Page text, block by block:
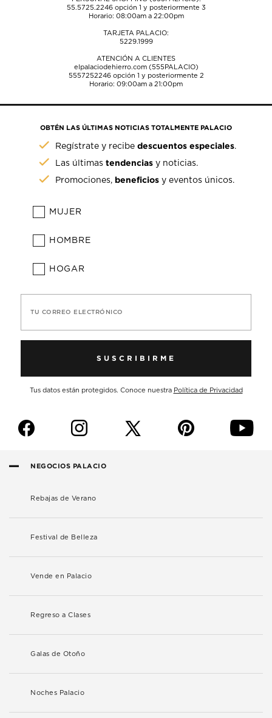
55.5725.2246opción 1 y posteriormente 3
Horario: 08:00am a 22:00pm
TARJETA PALACIO:
5229.1999
ATENCIÓN A CLIENTES
elpalaciodehierro.com (555PALACIO)
5557252246opción 1 y posteriormente 2
Horario: 09:00am a 21:00pm
OBTÉN LAS ÚLTIMAS NOTICIAS TOTALMENTE PALACIO
Regístrate y recibedescuentos especiales.
Las últimastendencias y noticias.
Promociones, beneficios y eventos únicos.
MUJER
HOMBRE
HOGAR
TU CORREO ELECTRÓNICO
SUSCRIBIRME
Tus datos están protegidos. Conoce nuestra Política de Privacidad
f i p y
NEGOCIOS PALACIO
Rebajas de Verano
Festival de Belleza
Vende en Palacio
Regreso a Clases
Galas de Otoño
Noches Palacio